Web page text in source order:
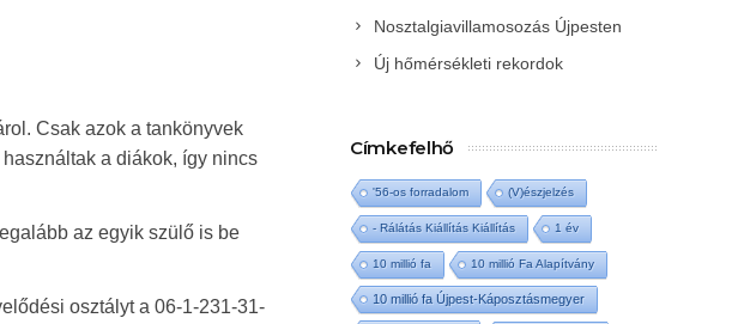
Csak azok a tankönyvek
a diákok, így nincs
az egyik szülő is be
osztályt a 06-1-231-31-
Nosztalgiavillamosozás Újpesten
Új hőmérsékleti rekordok
Címkefelhő
'56-os forradalom (V)észjelzés
- Rálátás Kiállítás Kiállítás 1 év
10 millió fa 10 millió Fa Alapítvány
10 millió fa Újpest-Káposztásmegyer